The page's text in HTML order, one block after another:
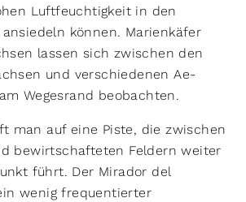
Luftfeuchtigkeit in den
können. Marienkäfer
lassen sich zwischen den
und verschiedenen Ae­
Wegesrand beobachten.
man auf eine Piste, die zwischen
bewirtschafteten Feldern weiter
führt. Der Mirador del
wenig frequentierter